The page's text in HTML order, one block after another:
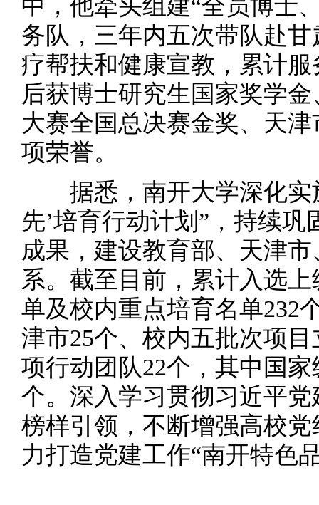
中，他牵头组建“全员博士
务队，三年内五次带队赴
疗帮扶和健康宣教，累计
后获博士研究生国家奖学
大赛全国总决赛金奖、天
项荣誉。
据悉，南开大学深化实
先’培育行动计划”，持续
成果，建设教育部、天津
系。截至目前，累计入选
单及校内重点培育名单232
津市25个、校内五批次项
项行动团队22个，其中国
个。深入学习贯彻习近平
榜样引领，不断增强高校
力打造党建工作“南开特色